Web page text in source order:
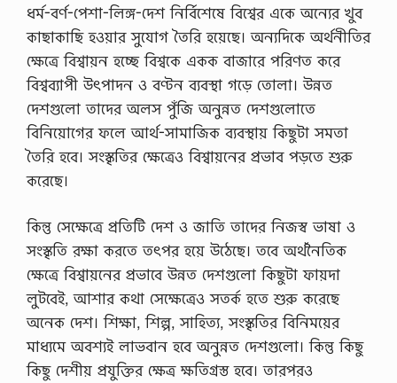
ধর্ম-বর্ণ-পেশা-লিঙ্গ-দেশ নির্বিশেষে বিশ্বের একে অন্যের খুব
কাছাকাছি হওয়ার সুযোগ তৈরি হয়েছে। অন্যদিকে অর্থনীতির
ক্ষেত্রে বিশ্বায়ন হচ্ছে বিশ্বকে একক বাজারে পরিণত করে
বিশ্বব্যাপী উৎপাদন ও বণ্টন ব্যবস্থা গড়ে তোলা। উন্নত
দেশগুলো তাদের অলস পুঁজি অনুন্নত দেশগুলোতে
বিনিয়োগের ফলে আর্থ-সামাজিক ব্যবস্থায় কিছুটা সমতা
তৈরি হবে। সংস্কৃতির ক্ষেত্রেও বিশ্বায়নের প্রভাব পড়তে শুরু
করেছে।
কিন্তু সেক্ষেত্রে প্রতিটি দেশ ও জাতি তাদের নিজস্ব ভাষা ও
সংস্কৃতি রক্ষা করতে তৎপর হয়ে উঠেছে। তবে অর্থনৈতিক
ক্ষেত্রে বিশ্বায়নের প্রভাবে উন্নত দেশগুলো কিছুটা ফায়দা
লুটবেই, আশার কথা সেক্ষেত্রেও সতর্ক হতে শুরু করেছে
অনেক দেশ। শিক্ষা, শিল্প, সাহিত্য, সংস্কৃতির বিনিময়ের
মাধ্যমে অবশ্যই লাভবান হবে অনুন্নত দেশগুলো। কিন্তু কিছু
কিছু দেশীয় প্রযুক্তির ক্ষেত্র ক্ষতিগ্রস্ত হবে। তারপরও